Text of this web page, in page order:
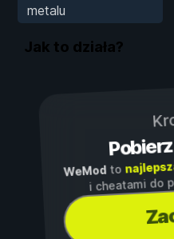
metalu
Jak to działa?
WeModto
i cheatami do